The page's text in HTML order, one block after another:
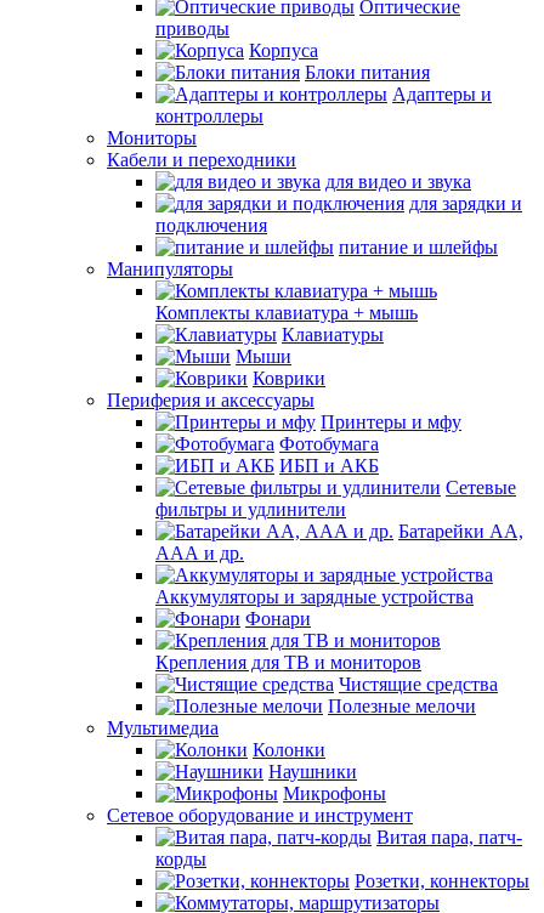
Оптические
приводы
Корпуса
Блоки питания
Адаптеры и
контроллеры
Мониторы
Кабели и переходники
для видео и звука
для зарядки и
подключения
питание и шлейфы
Манипуляторы
Комплекты клавиатура + мышь
Клавиатуры
Мыши
Коврики
Периферия и аксессуары
Принтеры и мфу
Фотобумага
ИБП и АКБ
Сетевые
фильтры и удлинители
Батарейки АА,
ААА и др.
Аккумуляторы и зарядные устройства
Фонари
Крепления для ТВ и мониторов
Чистящие средства
Полезные мелочи
Мультимедиа
Колонки
Наушники
Микрофоны
Сетевое оборудование и инструмент
Витая пара, патч-
корды
Розетки, коннекторы